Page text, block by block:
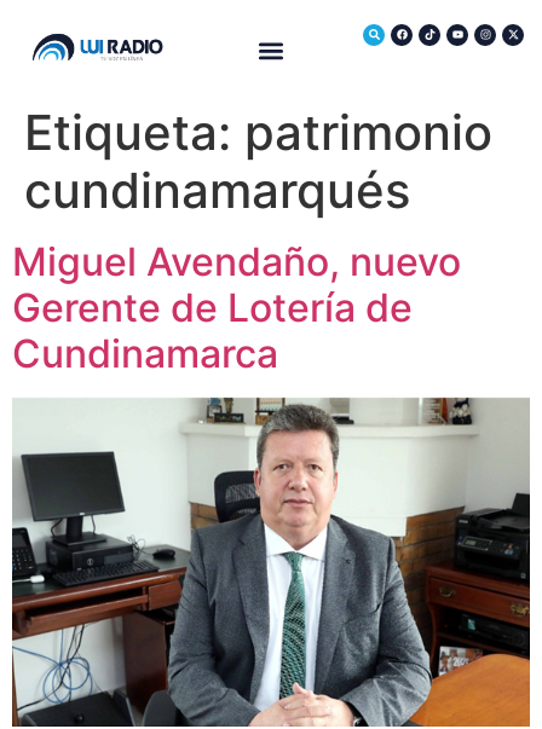
Etiqueta: patrimonio
cundinamarqués
Miguel Avendaño, nuevo
Gerente de Lotería de
Cundinamarca